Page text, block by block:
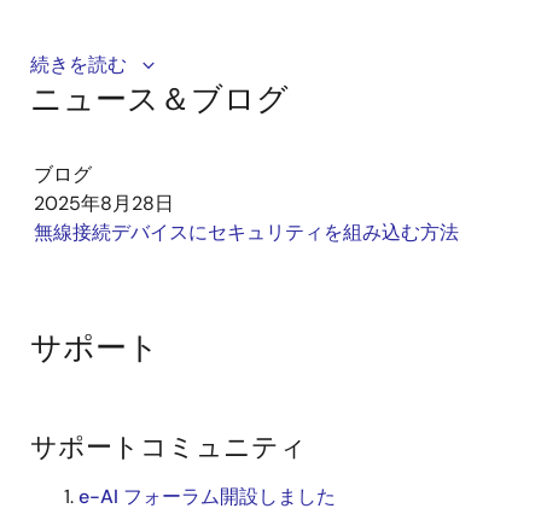
Discover how the Renesas Connectivity Production
Line Tool (PLT) streamlines wireless device
production. It enables automated testing, high-speed
efficient and high-quality manufacturing.
続きを読む
ニュース＆ブログ
ブログ
2025年8月28日
無線接続デバイスにセキュリティを組み込む方法
サポート
サポートコミュニティ
e-AI フォーラム開設しました